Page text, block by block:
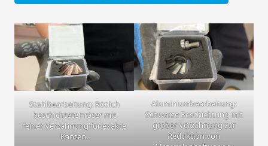
Stahlbearbeitung: Rötlich
beschichtete Fräser mit
feiner Verzahnung für exakte
Kanten.
Aluminiumbearbeitung:
Schwarze Beschichtung mit
grober Verzahnung zur
Reduktion von